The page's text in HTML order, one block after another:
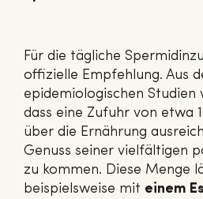
Für die tägliche
offizielle Empfehlung. Aus
epidemiologischen Studien
dass eine Zufuhr von etwa
über die Ernährung
Genuss seiner vielfältigen
zu kommen. Diese Menge
beispielsweise mit einem